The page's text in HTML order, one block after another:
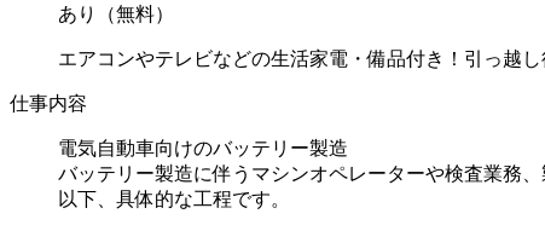
あり（無料）
エアコンやテレビなどの生活家電・備品付き！引っ越
仕事内容
電気自動車向けのバッテリー製造
バッテリー製造に伴うマシンオペレーターや検査業務、
以下、具体的な工程です。